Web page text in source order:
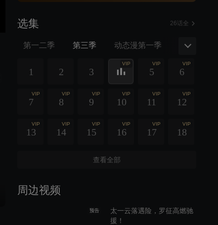
选集 26话全
第一二季 第三季 动态漫第一季 动态漫第
1 2 3
VIP VIP
5
VIP
6
VIP
7
VIP
8
VIP
9
VIP
10
VIP
11
VIP
12
VIP
13
VIP
14
VIP
15
VIP
16
VIP
17
VIP
18
查看全部
周边视频
预告
太一云落遇险，罗征高燃驰
援！